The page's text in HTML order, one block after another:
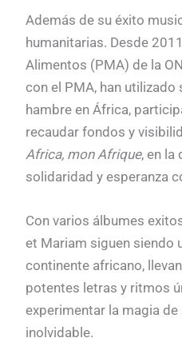
Además de su éxito
humanitarias. Desde
Alimentos (PMA) de la
con el PMA, han
hambre en África,
recaudar fondos y
Africa, mon Afrique, en la
solidaridad y esperanza
Con varios álbumes
et Mariam siguen siendo
continente africano,
potentes letras y ritmos
experimentar la magia
inolvidable.